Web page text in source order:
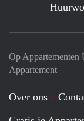
Op Appartementen
Appartement
Over ons